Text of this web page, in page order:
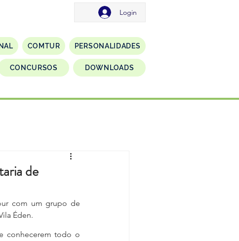
COMTUR PERSONALIDADES
CONCURSOS DOWNLOADS
Login
de
com um grupo de
Éden.
conhecerem todo o